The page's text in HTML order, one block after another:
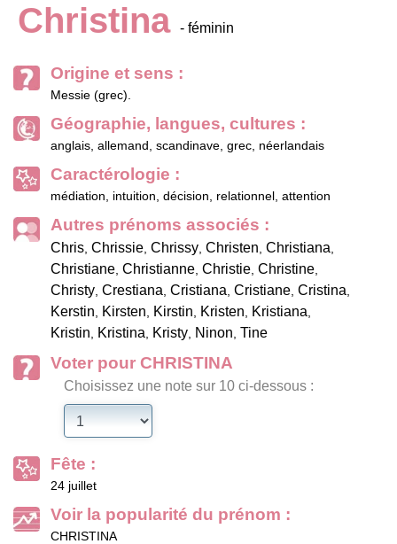
Christina - féminin
Origine et sens :
Messie (grec).
Géographie, langues, cultures :
anglais, allemand, scandinave, grec, néerlandais
Caractérologie :
médiation, intuition, décision, relationnel, attention
Autres prénoms associés :
Chris, Chrissie, Chrissy, Christen, Christiana,
Christiane, Christianne, Christie, Christine,
Christy, Crestiana, Cristiana, Cristiane, Cristina,
Kerstin, Kirsten, Kirstin, Kristen, Kristiana,
Kristin, Kristina, Kristy, Ninon, Tine
Voter pour CHRISTINA
Choisissez une note sur 10 ci-dessous :
Fête :
24 juillet
Voir la popularité du prénom :
CHRISTINA